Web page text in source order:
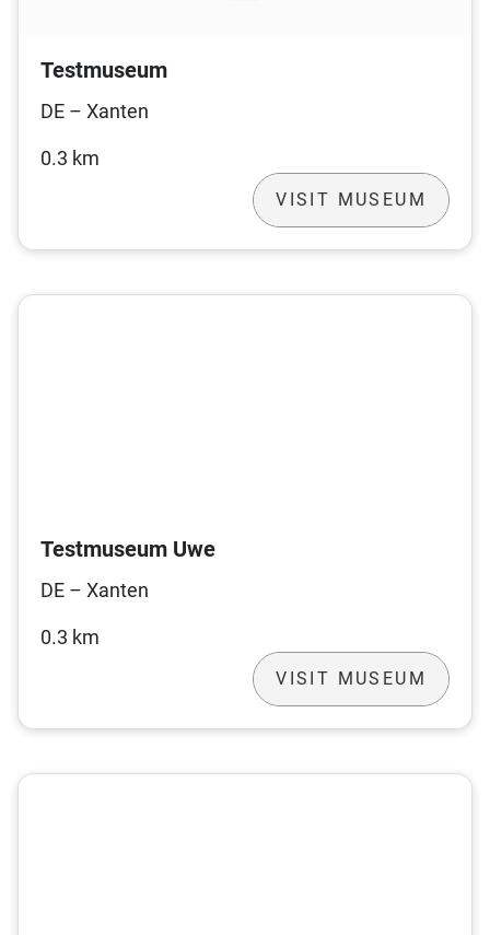
Testmuseum
DE – Xanten
0.3 km
VISIT MUSEUM
Testmuseum Uwe
DE – Xanten
0.3 km
VISIT MUSEUM